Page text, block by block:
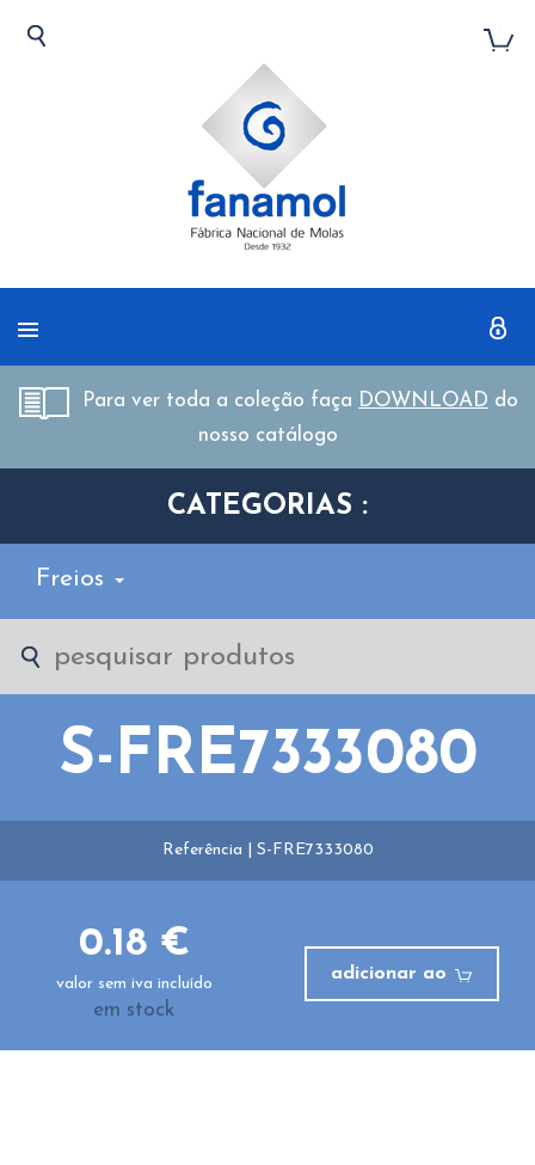
Para ver toda a coleção faça DOWNLOAD do
nosso catálogo
CATEGORIAS :
Freios
S-FRE7333080
Referência | S-FRE7333080
0.18 €
valor sem iva incluído
em stock
adicionar ao